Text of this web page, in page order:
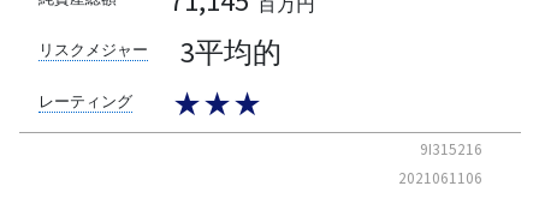
リスクメジャー 3平均的
レーティング ★★★
9I315216
2021061106